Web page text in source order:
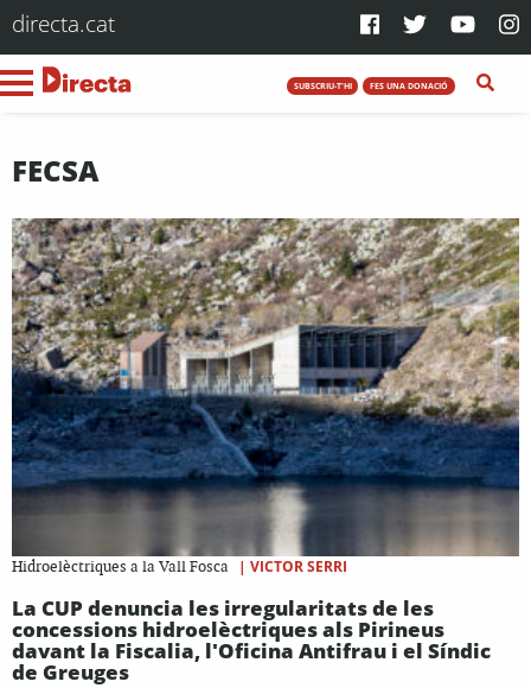
directa.cat
SUBSCRIU-T'HI FES UNA DONACIÓ
FECSA
Hidroelèctriques a la Vall Fosca | VICTOR SERRI
La CUP denuncia les irregularitats de les
concessions hidroelèctriques als Pirineus
davant la Fiscalia, l'Oficina Antifrau i el Síndic
de Greuges